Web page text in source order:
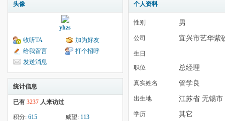
头像
yhzs
收听TA
加为好友
给我留言
打个招呼
发送消息
统计信息
已有 3237 人来访过
积分: 615 威望: 113
个人资料
性别 男
公司 宜兴市艺华紫
生日
职位
总经理
真实姓名 管学良
出生地 江苏省 无锡
学历 其它